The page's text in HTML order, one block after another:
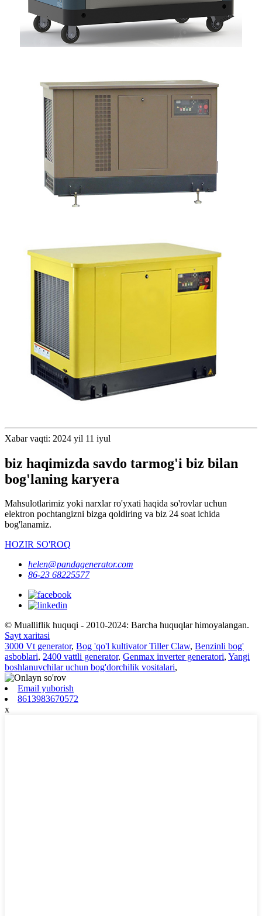
Xabar vaqti: 2024 yil 11 iyul
biz haqimizda savdo tarmog'i biz bilan
bog'laning karyera
Mahsulotlarimiz yoki narxlar ro'yxati haqida so'rovlar uchun
elektron pochtangizni bizga qoldiring va biz 24 soat ichida
bog'lanamiz.
HOZIR SO'ROQ
helen@pandagenerator.com
86-23 68225577
© Mualliflik huquqi - 2010-2024: Barcha huquqlar himoyalangan.
Sayt xaritasi
3000 Vt generator, Bog 'qo'l kultivator Tiller Claw, Benzinli bog'
asboblari, 2400 vattli generator, Genmax inverter generatori, Yangi
boshlanuvchilar uchun bog'dorchilik vositalari,
Email yuborish
8613983670572
x